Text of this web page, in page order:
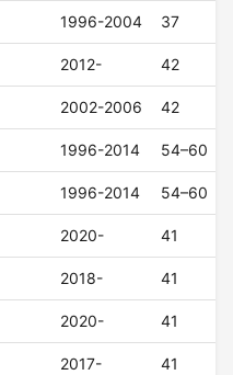
1996-2004 37
2012- 42
2002-2006 42
1996-2014 54–60
1996-2014 54–60
2020- 41
2018- 41
2020- 41
2017- 41